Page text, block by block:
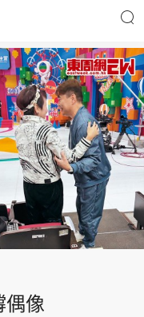
時事財經
優享生活
會員活動
東周專欄
偶像